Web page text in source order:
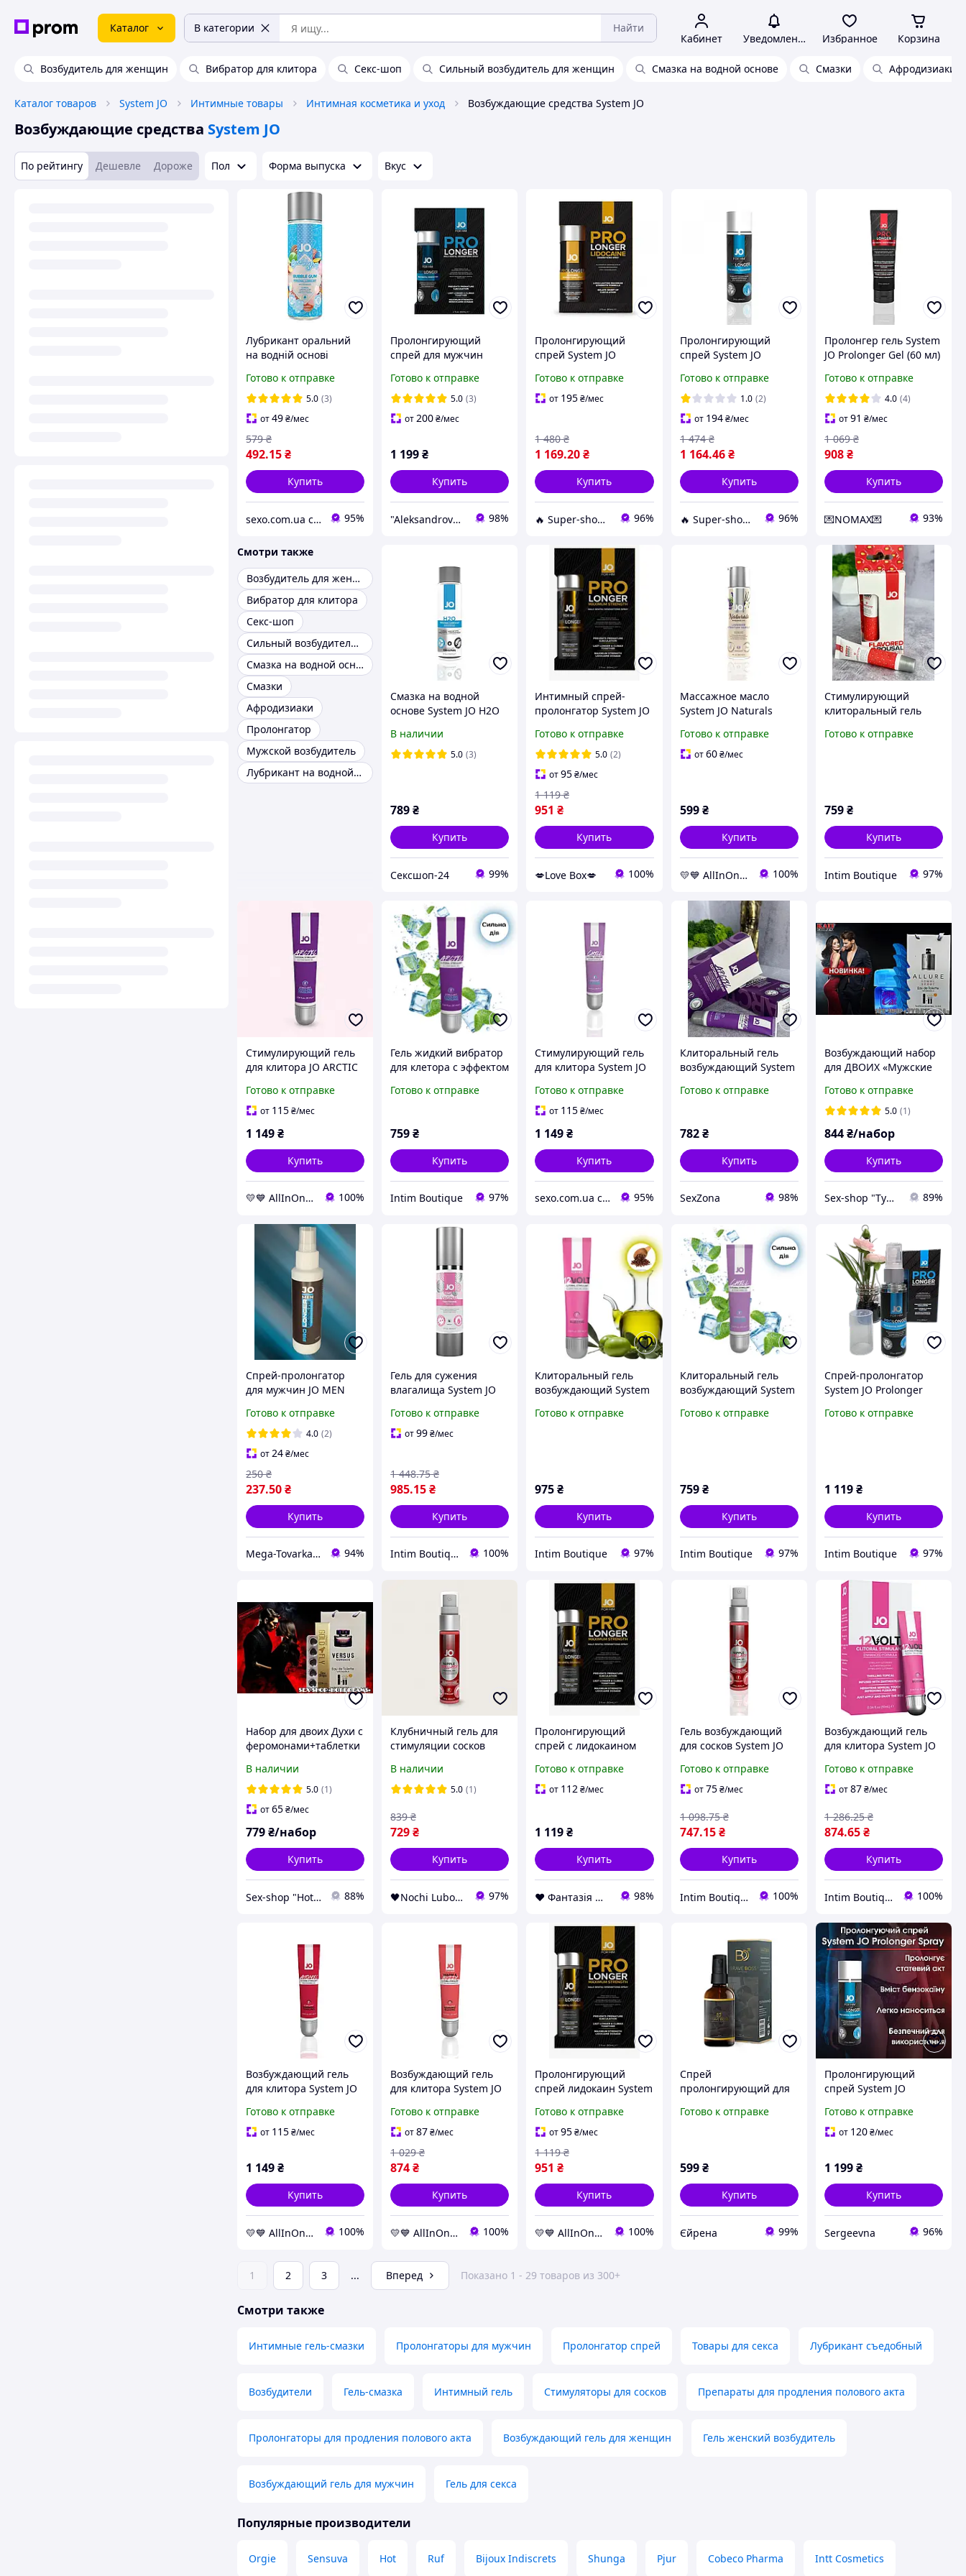
Каталог В категории Найти
Кабинет Уведомления Избранное Корзина
Возбудитель для женщин Вибратор для клитора Секс-шоп Сильный возбудитель для женщин Смазка на водной основе Смазки Афродизиаки
Каталог товаров System JO Интимные товары Интимная косметика и уход Возбуждающие средства System JO
Возбуждающие средства System JO
По рейтингу Дешевле Дороже Пол Форма выпуска Вкус
Лубрикант оральний
на водній основі
Shop Bubblegum, 60мл,
США
Готово к отправке
5.0 (3)
от49₴/мес
492.15₴
579 ₴
Купить
sexo.com.ua секс-шоп интернет-магазин 95%
Пролонгирующий
спрей для мужчин
Spray Мужской
пролонгатор 60 мл
"Aleksandrovna"
Готово к отправке
5.0 (3)
от200₴/мес
1 199₴
Купить
"Aleksandrovna" 98%
Пролонгирующий
спрей System JO
Lidocaine (60 мл)
Готово к отправке
от 195₴/мес
1 169.20₴
1 480 ₴
Купить
🔥 Super-shop 🔥 - Оптово-роздрібний магазин оригінальних товарів для краси та здоров'я 96%
Пролонгирующий
спрей System JO
Benzocaine 60 мл
Готово к отправке
1.0 (2)
от 194 ₴/мес
1 164.46 ₴
1 474 ₴
Купить
🔥 Super-shop 🔥 - Оптово-роздрібний магазин оригінальних товарів для краси та здоров'я 96%
Пролонгер гель System
JO Prolonger Gel (60 мл)
мяты, гвоздичного
перца и пачули
(анонимно)
Готово к отправке
4.0 (4)
от91 ₴/мес
908₴
1 069 ₴
Купить
💌NOMAX💌 93%
Смотри также
Возбудитель для женщин
Вибратор для клитора
Секс-шоп
Сильный возбудитель для женщин
Смазка на водной основе
Смазки
Афродизиаки
Пролонгатор
Мужской возбудитель
Лубрикант на водной основе
Смазка на водной
основе System JO H2O
маслянистая и гладкая,
растительный
В наличии
5.0 (3)
789₴
Купить
Сексшоп-24 99%
Интимный спрей-
пролонгатор System JO
Lidocaine (60 мл)
Готово к отправке
5.0 (2)
от95₴/мес
951 ₴
1 119 ₴
Купить
💋Love Box💋 100%
Массажное масло
System JO Naturals
Vanilla с эфирными
маслам (120 мл)
Готово к отправке
от60 ₴/мес
599 ₴
Купить
💛💙 AllInOne - находи все необходимое в одном магазине! 100%
Стимулирующий
клиторальный гель
Heat (10 мл) США
Готово к отправке
759₴
Купить
Intim Boutique 97%
Стимулирующий гель
для клитора JO ARCTIC
охлаждающий
Готово к отправке
от 115₴/мес
1 149₴
Купить
💛💙 AllInOne - находи все необходимое в одном магазине! 100%
Гель жидкий вибратор
для клетора с эффектом
ARCTIC COOLING (10
Готово к отправке
759₴
Купить
Intim Boutique 97%
Стимулирующий гель
для клитора System JO
Готово к отправке
от 115₴/мес
1 149₴
Купить
sexo.com.ua секс-шоп интернет-магазин 95%
Клиторальный гель
возбуждающий System
мл)
Готово к отправке
782 ₴
Купить
SexZona 98%
Возбуждающий набор
для ДВОИХ «Мужские
таблетки для долгого
секса+WomanV в
Готово к отправке
5.0 (1)
844₴/набор
Купить
Sex-shop "Tyda & Syda" 89%
Спрей-пролонгатор
для мужчин JO MEN
для продления
полового акта 100 мл
Готово к отправке
4.0 (2)
от24₴/мес
237.50₴
250 ₴
Купить
Mega-Tovarka📦💙💛 94%
Гель для сужения
влагалища System JO
Serum, 50 мл.
Готово к отправке
от99₴/мес
985.15₴
1 448.75 ₴
Купить
Intim Boutiqe 777Shop 100%
Клиторальный гель
возбуждающий System
Оригинал, термін
Готово к отправке
975₴
Купить
Intim Boutique 97%
Клиторальный гель
возбуждающий System
США, Оригинал
Готово к отправке
759 ₴
Купить
Intim Boutique 97%
Спрей-пролонгатор
System JO Prolonger
(60 мл) |
Готово к отправке
1 119₴
Купить
Intim Boutique 97%
Набор для двоих Духи с
феромонами+таблетки
секса+женский
возбудитель
В наличии
5.0 (1)
от65₴/мес
779₴/набор
Купить
Sex-shop "Hot Dreams" 88%
Клубничный гель для
стимуляции сосков
Nipple Titillator
Strawberry (30 мл)
В наличии
5.0 (1)
729₴
839 ₴
Купить
🖤Nochi Lubovi🖤 97%
Пролонгирующий
спрей с лидокаином
Prolonger Spray with
Lidocaine, 60 мл.
Готово к отправке
от 112₴/мес
1 119₴
Купить
❤ Фантазія ❤ Секс шоп інтернет магазин товарів для дорослих ❤ Анонімно 98%
Гель возбуждающий
для сосков System JO
STRAWBERRY (30 мл)
Готово к отправке
от75 ₴/мес
747.15 ₴
1 098.75 ₴
Купить
Intim Boutiqe 777Shop 100%
Возбуждающий гель
для клитора System JO
Готово к отправке
от87₴/мес
874.65₴
1 286.25 ₴
Купить
Intim Boutiqe 777Shop 100%
Возбуждающий гель
для клитора System JO
мл) - магазин без
очередей AllInOne
Готово к отправке
от 115₴/мес
1 149₴
Купить
💛💙 AllInOne - находи все необходимое в одном магазине! 100%
Возбуждающий гель
для клитора System JO
ORIGINAL (10 мл)
Папайя
Готово к отправке
от87₴/мес
874₴
1 029 ₴
Купить
💛💙 AllInOne - находи все необходимое в одном магазине! 100%
Пролонгирующий
спрей лидокаин System
Lidocaine 60 мл не
содержит
минеральных масел
AllInOne
Готово к отправке
от95₴/мес
951 ₴
1 119 ₴
Купить
💛💙 AllInOne - находи все необходимое в одном магазине! 100%
Спрей
пролонгирующий для
Original spray, 50 ml
Готово к отправке
599 ₴
Купить
Єйрена 99%
Пролонгирующий
спрей System JO
Benzocaine (60 мл)
Готово к отправке
от 120₴/мес
1 199₴
Купить
Sergeevna 96%
1 2 3 ... Вперед Показано 1 - 29 товаров из 300+
Смотри также
Интимные гель-смазки Пролонгаторы для мужчин Пролонгатор спрей Товары для секса Лубрикант съедобный
Возбудители Гель-смазка Интимный гель Стимуляторы для сосков Препараты для продления полового акта
Пролонгаторы для продления полового акта Возбуждающий гель для женщин Гель женский возбудитель
Возбуждающий гель для мужчин Гель для секса
Популярные производители
Orgie Sensuva Hot Ruf Bijoux Indiscrets Shunga Pjur Cobeco Pharma Intt Cosmetics